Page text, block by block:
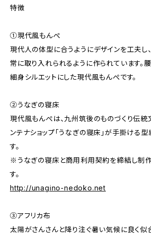
特徴
①現代風もんぺ
現代人の体型に合うようにデザインを工夫し
常に取り入れられるように作られています。
細身シルエットにした現代風もんぺです。
②うなぎの寝床
現代風もんぺは、九州筑後のものづくり伝
ンテナショップ「うなぎの寝床」が手掛ける
す。
※うなぎの寝床と商用利用契約を締結し制
す。
http://unagino-nedoko.net
③アフリカ布
太陽がさんさんと降り注ぐ暑い気候に良く似